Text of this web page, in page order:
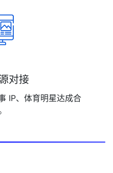
对接
IP、体育明星达成合